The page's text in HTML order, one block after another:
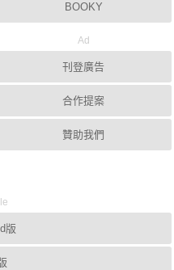
BOOKY
Ad
刊登廣告
合作提案
贊助我們
版